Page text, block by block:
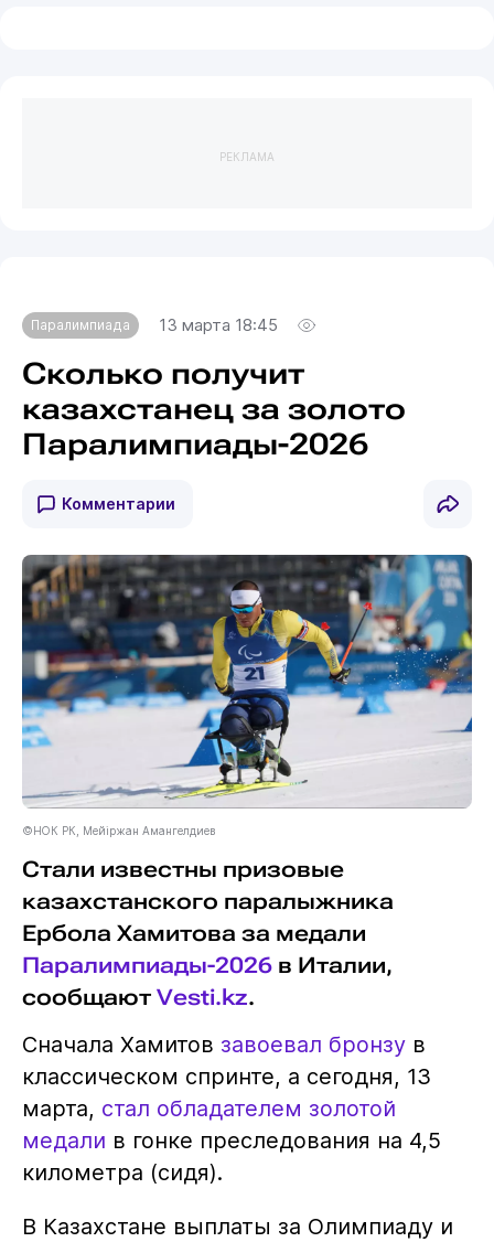
РЕКЛАМА
Паралимпиада 13 марта 18:45
Сколько получит
казахстанец за золото
Паралимпиады-2026
Комментарии
©НОК РК, Мейiржан Амангелдиев
Стали известны призовые
казахстанского паралыжника
Ербола Хамитова за медали
Паралимпиады-2026в Италии,
сообщают Vesti.kz.
Сначала Хамитов завоевал бронзув
классическом спринте, а сегодня, 13
марта, стал обладателем золотой
медали в гонке преследования на 4,5
километра (сидя).
В Казахстане выплаты за Олимпиаду и